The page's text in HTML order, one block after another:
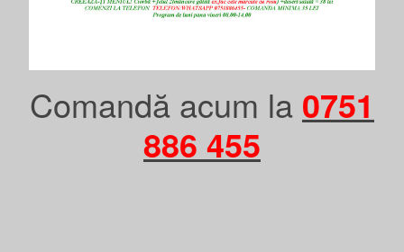
Comandă acum la 0751
886 455